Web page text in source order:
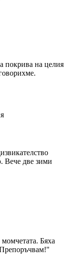
покрива на целия
Вече две зими
Бяха
"